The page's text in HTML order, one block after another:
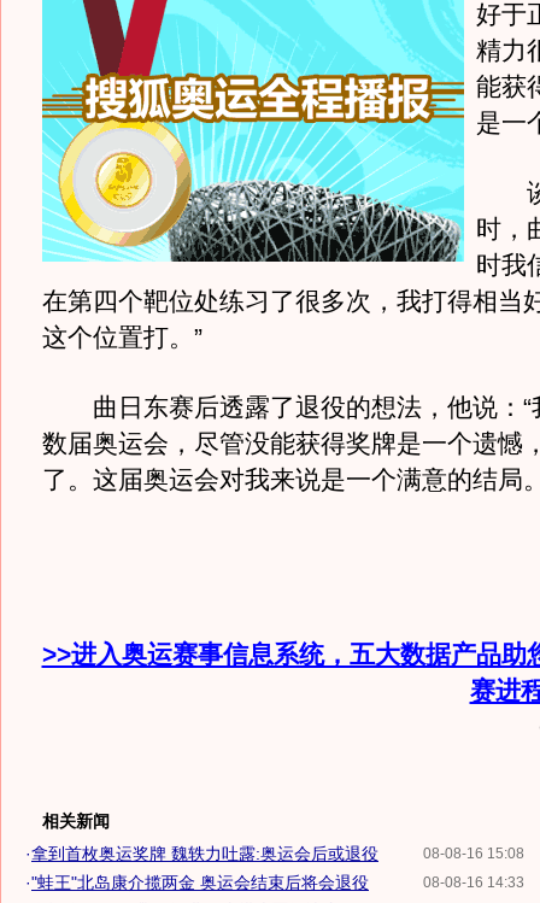
好于
精力
能获
是一
谈
时，
时我
在第四个靶位处练习了很多次，我打得相当
这个位置打。”
曲日东赛后透露了退役的想法，他说：“
数届奥运会，尽管没能获得奖牌是一个遗憾
了。这届奥运会对我来说是一个满意的结局
>>进入奥运赛事信息系统，五大数据产品助
赛进
相关新闻
08-08-16 15:08
·拿到首枚奥运奖牌 魏轶力吐露:奥运会后或退役
08-08-16 14:33
·"蛙王"北岛康介揽两金 奥运会结束后将会退役